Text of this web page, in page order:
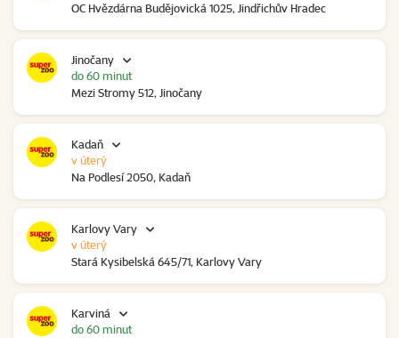
OC Hvězdárna Budějovická 1025, Jindřichův Hradec
Jinočany
Mezi Stromy 512, Jinočany
do 60 minut
Kadaň
Na Podlesí 2050, Kadaň
v úterý
Karlovy Vary
Stará Kysibelská 645/71, Karlovy Vary
v úterý
Karviná
do 60 minut